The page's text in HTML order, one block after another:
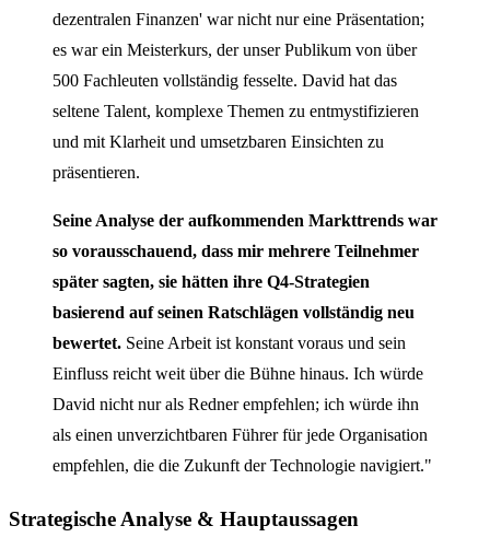
dezentralen Finanzen' war nicht nur eine Präsentation;
es war ein Meisterkurs, der unser Publikum von über
500 Fachleuten vollständig fesselte. David hat das
seltene Talent, komplexe Themen zu entmystifizieren
und mit Klarheit und umsetzbaren Einsichten zu
präsentieren.
Seine Analyse der aufkommenden Markttrends war
so vorausschauend, dass mir mehrere Teilnehmer
später sagten, sie hätten ihre Q4-Strategien
basierend auf seinen Ratschlägen vollständig neu
bewertet. Seine Arbeit ist konstant voraus und sein
Einfluss reicht weit über die Bühne hinaus. Ich würde
David nicht nur als Redner empfehlen; ich würde ihn
als einen unverzichtbaren Führer für jede Organisation
empfehlen, die die Zukunft der Technologie navigiert."
Strategische Analyse & Hauptaussagen